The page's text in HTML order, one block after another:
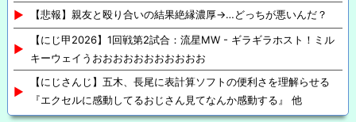
【悲報】親友と殴り合いの結果絶縁濃厚→…どっちが悪いんだ？
【にじ甲2026】1回戦第2試合：流星MW - ギラギラホスト！ミル
キーウェイうおおおおおおおおおおお
【にじさんじ】五木、長尾に表計算ソフトの便利さを理解らせる
『エクセルに感動してるおじさん見てなんか感動する』 他